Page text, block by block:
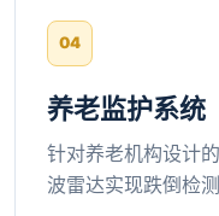
养老监护系统
针对养老机构设计
波雷达实现跌倒检测